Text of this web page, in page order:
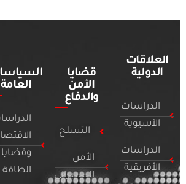
العلاقات
الدولية
الدراسات
الآسيوية
الدراسات
الأفريقية
قضايا
الأمن
والدفاع
التسلح
الأمن
السيبراني
العامة
وقضايا
الطاقة